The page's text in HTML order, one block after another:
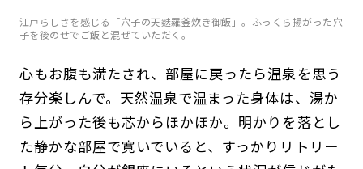
江戸らしさを感じる「穴子の天麩羅釜炊き御飯」。ふっくら揚がった穴
子を後のせでご飯と混ぜていただく。
心もお腹も満たされ、部屋に戻ったら温泉を思う
存分楽しんで。天然温泉で温まった身体は、湯か
ら上がった後も芯からほかほか。明かりを落とし
た静かな部屋で寛いでいると、すっかりリトリー